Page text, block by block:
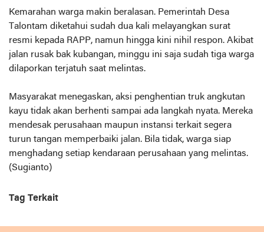
Kemarahan warga makin beralasan. Pemerintah Desa
Talontam diketahui sudah dua kali melayangkan surat
resmi kepada RAPP, namun hingga kini nihil respon. Akibat
jalan rusak bak kubangan, minggu ini saja sudah tiga warga
dilaporkan terjatuh saat melintas.
Masyarakat menegaskan, aksi penghentian truk angkutan
kayu tidak akan berhenti sampai ada langkah nyata. Mereka
mendesak perusahaan maupun instansi terkait segera
turun tangan memperbaiki jalan. Bila tidak, warga siap
menghadang setiap kendaraan perusahaan yang melintas.
(Sugianto)
Tag Terkait